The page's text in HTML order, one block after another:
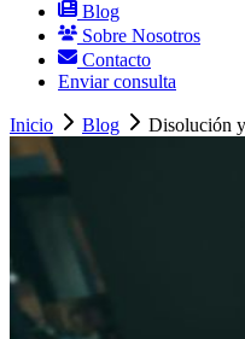
Blog
Sobre Nosotros
Contacto
Enviar consulta
Inicio Blog Disolución